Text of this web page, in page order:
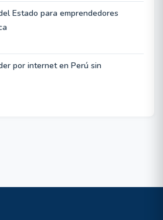
Estado para emprendedores
por internet en Perú sin